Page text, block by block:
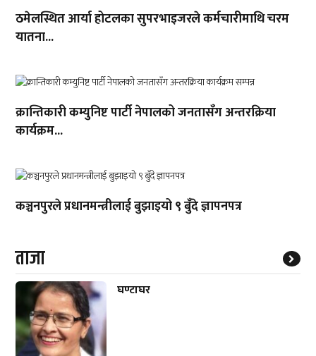
ठमेलस्थित आर्या होटलका सुपरभाइजरले कर्मचारीमाथि चरम
यातना...
क्रान्तिकारी कम्युनिष्ट पार्टी नेपालको जनतासँग अन्तरक्रिया
कार्यक्रम...
कञ्चनपुरले प्रधानमन्त्रीलाई बुझाइयो ९ बुँदे ज्ञापनपत्र
ताजा
घण्टाघर